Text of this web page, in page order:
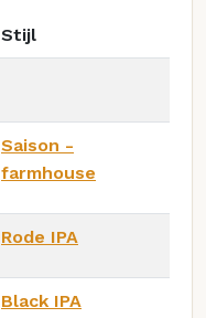
Stijl
Saison -
farmhouse
Rode IPA
Black IPA